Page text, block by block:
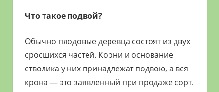
Что такое подвой?
Обычно плодовые деревца состоят из двух
сросшихся частей. Корни и основание
стволика у них принадлежат подвою, а вся
крона — это заявленный при продаже сорт.